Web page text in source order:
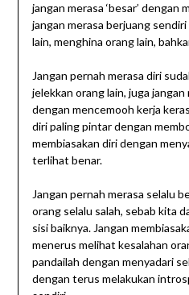
jangan merasa ‘besar’ dengan
jangan merasa berjuang
lain, menghina orang lain,
Jangan pernah merasa diri
jelekkan orang lain, juga jangan
dengan mencemooh kerja
diri paling pintar dengan
membiasakan diri dengan
terlihat benar.
Jangan pernah merasa selalu
orang selalu salah, sebab kita
sisi baiknya. Jangan
menerus melihat kesalahan
pandailah dengan menyadari
dengan terus melakukan